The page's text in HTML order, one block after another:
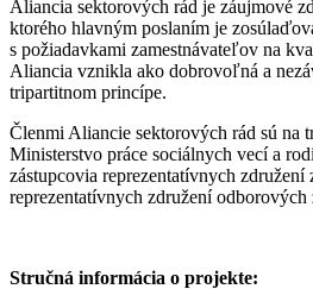
Aliancia sektorových rád je záujmové
ktorého hlavným poslaním je
s požiadavkami zamestnávateľov na
Aliancia vznikla ako dobrovoľná a
tripartitnom princípe.
Členmi Aliancie sektorových rád sú na
Ministerstvo práce sociálnych vecí a
zástupcovia reprezentatívnych združení
reprezentatívnych združení odborových
Stručná informácia o projekte: